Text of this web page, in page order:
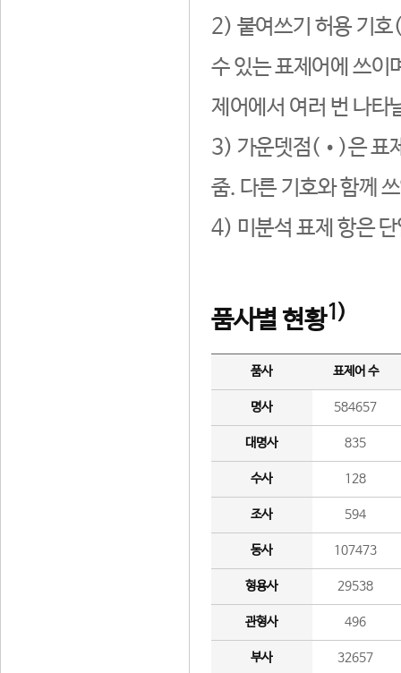
2) 붙여쓰기 허용 기호
수 있는 표제어에 쓰이
제어에서 여러 번 나타
3) 가운뎃점(•)은 표
줌. 다른 기호와 함께
4) 미분석 표제 항은
품사별 현황1)
품사 표제어 수
명사 584657
대명사 835
수사 128
조사 594
동사 107473
형용사 29538
관형사 496
부사 32657